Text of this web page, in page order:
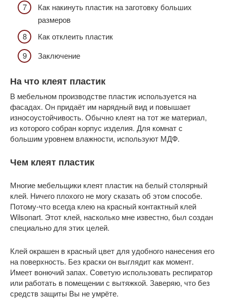
Как накинуть пластик на заготовку больших
размеров
Как отклеить пластик
Заключение
На что клеят пластик
В мебельном производстве пластик используется на
фасадах. Он придаёт им нарядный вид и повышает
износоустойчивость. Обычно клеят на тот же материал,
из которого собран корпус изделия. Для комнат с
большим уровнем влажности, используют МДФ.
Чем клеят пластик
Многие мебельщики клеят пластик на белый столярный
клей. Ничего плохого не могу сказать об этом способе.
Потому-что всегда клею на красный контактный клей
Wilsonart. Этот клей, насколько мне известно, был создан
специально для этих целей.
Клей окрашен в красный цвет для удобного нанесения его
на поверхность. Без краски он выглядит как момент.
Имеет вонючий запах. Советую использовать респиратор
или работать в помещении с вытяжкой. Заверяю, что без
средств защиты Вы не умрёте.